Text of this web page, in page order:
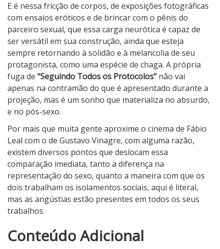
E é nessa fricção de corpos, de exposições fotográficas
com ensaios eróticos e de brincar com o pênis do
parceiro sexual, que essa carga neurótica é capaz de
ser versátil em sua construção, ainda que esteja
sempre retornando à solidão e à melancolia de seu
protagonista, como uma espécie de chaga. A própria
fuga de “Seguindo Todos os Protocolos” não vai
apenas na contramão do que é apresentado durante a
projeção, mas é um sonho que materializa no absurdo,
e no pós-sexo.
Por mais que muita gente aproxime o cinema de Fábio
Leal com o de Gustavo Vinagre, com alguma razão,
existem diversos pontos que deslocam essa
comparação imediata, tanto a diferença na
representação do sexo, quanto a maneira com que os
dois trabalham os isolamentos sociais, aqui é literal,
mas as angústias estão presentes em todos os seus
trabalhos.
N
Conteúdo Adicional